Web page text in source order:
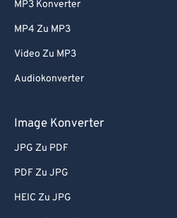
MP3 Konverter
MP4 Zu MP3
Video Zu MP3
Audiokonverter
Image Konverter
JPG Zu PDF
PDF Zu JPG
HEIC Zu JPG